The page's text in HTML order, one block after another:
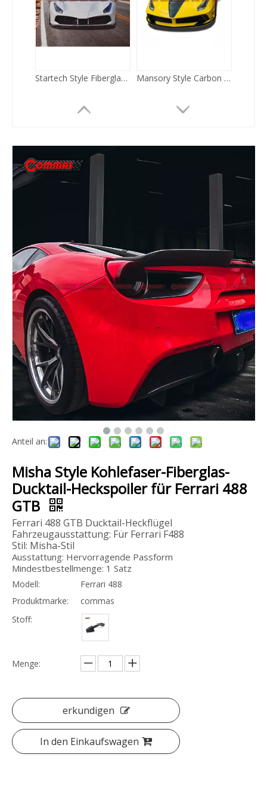
Karbonfaser-Bodykit im Novitec-Stil für Ferrari 488 Mansory LED-Scheinwerfer-Auto-Stoßstangen-Montage-Bodykits für Rolls Royce Ghost
Mansory Bodykit für Mercedes Benz GLE Coupé Old Style Upgrade auf New Style Body Kit für Rolls Royce Ghost 4 Generation
GT4 Style Carbonfaser-Frontstoßstange für Mclaren 540C 570S
Anteil an:
Misha Style Kohlefaser-Fiberglas-
Ducktail-Heckspoiler für Ferrari 488
GTB
Ferrari 488 GTB Ducktail-Heckflügel
Fahrzeugausstattung: Für Ferrari F488
Stil: Misha-Stil
Ausstattung: Hervorragende Passform
Mindestbestellmenge: 1 Satz
Modell:
Ferrari 488
Produktmarke:
commas
Stoff:
Menge:
erkundigen
In den Einkaufswagen